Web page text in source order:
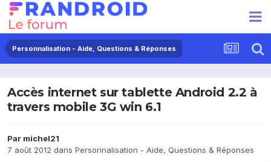
Personnalisation - Aide, Questions & Réponses
Accès internet sur tablette Android 2.2 à
travers mobile 3G win 6.1
Par michel21
7 août 2012 dans Personnalisation - Aide, Questions & Réponses